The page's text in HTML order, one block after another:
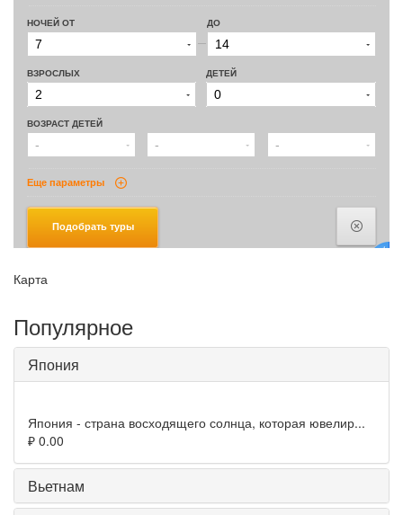
Карта
Популярное
Япония
Япония - страна восходящего солнца, которая ювелир...
₽ 0.00
Вьетнам